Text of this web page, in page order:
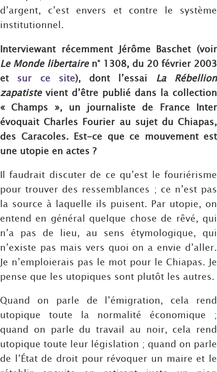
d’argent, c’est envers et contre le système
institutionnel.
Interviewant récemment Jérôme Baschet (voir
Le Monde libertairen° 1308, du 20 février 2003
et sur ce site), dont l’essai La Rébellion
zapatistevient d’être publié dans la collection
« Champs », un journaliste de France Inter
évoquait Charles Fourier au sujet du Chiapas,
des Caracoles. Est-ce que ce mouvement est
une utopie en actes ?
Il faudrait discuter de ce qu’est le fouriérisme
pour trouver des ressemblances ; ce n’est pas
la source à laquelle ils puisent. Par utopie, on
entend en général quelque chose de rêvé, qui
n’a pas de lieu, au sens étymologique, qui
n’existe pas mais vers quoi on a envie d’aller.
Je n’emploierais pas le mot pour le Chiapas. Je
pense que les utopiques sont plutôt les autres.
Quand on parle de l’émigration, cela rend
utopique toute la normalité économique ;
quand on parle du travail au noir, cela rend
utopique toute leur législation ; quand on parle
de l’État de droit pour révoquer un maire et le